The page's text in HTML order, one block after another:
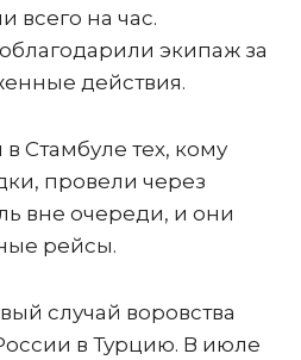
всего на час.
экипаж за
действия.
Стамбуле тех, кому
провели через
вне очереди, и они
рейсы.
случай воровства
в Турцию. В июле